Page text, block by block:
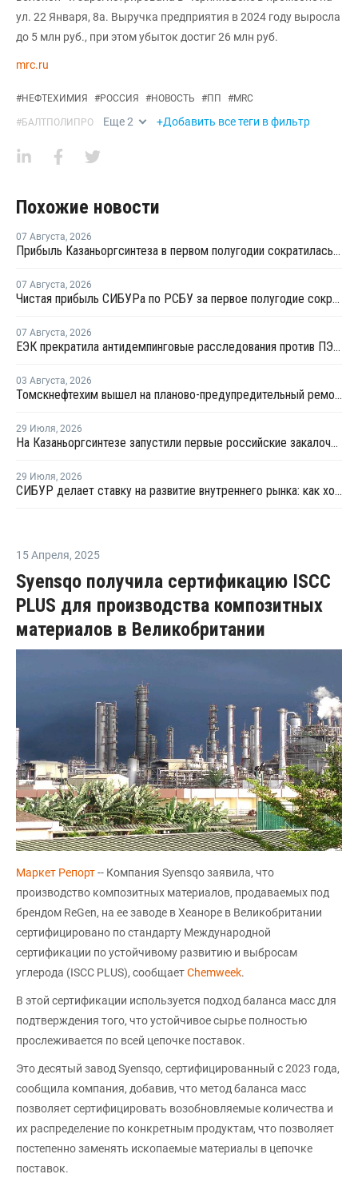
ул. 22 Января, 8а. Выручка предприятия в 2024 году выросла
до 5 млн руб., при этом убыток достиг 26 млн руб.
mrc.ru
#НЕФТЕХИМИЯ #РОССИЯ #НОВОСТЬ #ПП #MRC
#БАЛТПОЛИПРО Еще2 +Добавить все теги в фильтр
Похожие новости
07 Августа, 2026
Прибыль Казаньоргсинтеза в первом полугодии сократилась более чем в 2 раза
07 Августа, 2026
Чистая прибыль СИБУРа по РСБУ за первое полугодие сократилась в 3,6 раза
07 Августа, 2026
ЕЭК прекратила антидемпинговые расследования против ПЭ и ПП из Азербайджана и Туркменистана
03 Августа, 2026
Томскнефтехим вышел на планово-предупредительный ремонт
29 Июля, 2026
На Казаньоргсинтезе запустили первые российские закалочно-испарительные аппараты
29 Июля, 2026
СИБУР делает ставку на развитие внутреннего рынка: как холдинг стимулирует спрос на полимеры в ритейле
15 Апреля, 2025
Syensqo получила сертификацию ISCC
PLUS для производства композитных
материалов в Великобритании
Маркет Репорт-- Компания Syensqo заявила, что
производство композитных материалов, продаваемых под
брендом ReGen, на ее заводе в Хеаноре в Великобритании
сертифицировано по стандарту Международной
сертификации по устойчивому развитию и выбросам
углерода (ISCC PLUS), сообщаетChemweek.
В этой сертификации используется подход баланса масс для
подтверждения того, что устойчивое сырье полностью
прослеживается по всей цепочке поставок.
Это десятый завод Syensqo, сертифицированный с 2023 года,
сообщила компания, добавив, что метод баланса масс
позволяет сертифицировать возобновляемые количества и
их распределение по конкретным продуктам, что позволяет
постепенно заменять ископаемые материалы в цепочке
поставок.